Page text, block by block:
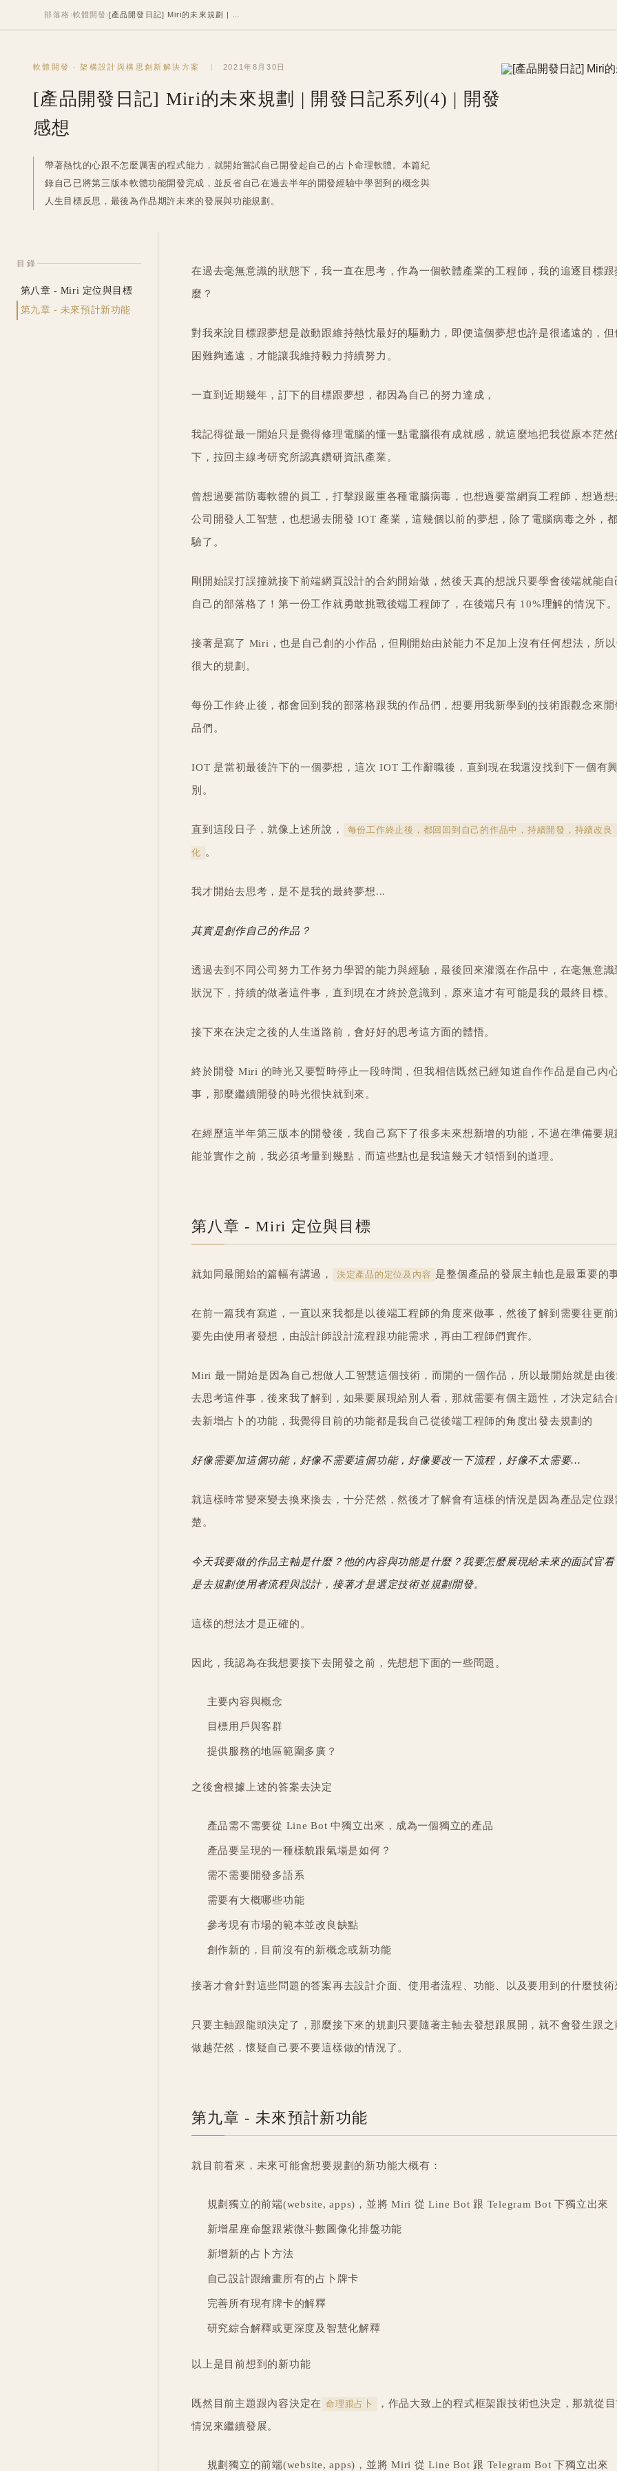
部落格 ›軟體開發 ›
軟體開發 · 架構設計與構思創新解決方案 2021年8月30日
[產品開發日記] Miri的未來規劃 | 開發日記系列(4) | 開發
感想
帶著熱忱的心跟不怎麼厲害的程式能力，就開始嘗試自己開發起自己的占卜命理軟體。本篇紀
錄自己已將第三版本軟體功能開發完成，並反省自己在過去半年的開發經驗中學習到的概念與
人生目標反思，最後為作品期許未來的發展與功能規劃。
目錄
第八章 - Miri 定位與目標
第九章 - 未來預計新功能
在過去毫無意識的狀態下，我一直在思考，作為一個軟體產業的工程師，我的追逐目標
麼？
對我來說目標跟夢想是啟動跟維持熱忱最好的驅動力，即便這個夢想也許是很遙遠的，
困難夠遙遠，才能讓我維持毅力持續努力。
一直到近期幾年，訂下的目標跟夢想，都因為自己的努力達成，
我記得從最一開始只是覺得修理電腦的懂一點電腦很有成就感，就這麼地把我從原本茫然
下，拉回主線考研究所認真鑽研資訊產業。
曾想過要當防毒軟體的員工，打擊跟嚴重各種電腦病毒，也想過要當網頁工程師，想過
公司開發人工智慧，也想過去開發 IOT 產業，這幾個以前的夢想，除了電腦病毒之外，
驗了。
剛開始誤打誤撞就接下前端網頁設計的合約開始做，然後天真的想說只要學會後端就能
自己的部落格了！第一份工作就勇敢挑戰後端工程師了，在後端只有 10%理解的情況下。
接著是寫了 Miri，也是自己創的小作品，但剛開始由於能力不足加上沒有任何想法，所
很大的規劃。
每份工作終止後，都會回到我的部落格跟我的作品們，想要用我新學到的技術跟觀念來
品們。
IOT 是當初最後許下的一個夢想，這次 IOT 工作辭職後，直到現在我還沒找到下一個有
別。
直到這段日子，就像上述所說， 每份工作終止後，都回回到自己的作品中，持續開發，持續改良
化 。
我才開始去思考，是不是我的最終夢想...
其實是創作自己的作品？
透過去到不同公司努力工作努力學習的能力與經驗，最後回來灌溉在作品中，在毫無意
狀況下，持續的做著這件事，直到現在才終於意識到，原來這才有可能是我的最終目標。
接下來在決定之後的人生道路前，會好好的思考這方面的體悟。
終於開發 Miri 的時光又要暫時停止一段時間，但我相信既然已經知道自作作品是自己內
事，那麼繼續開發的時光很快就到來。
在經歷這半年第三版本的開發後，我自己寫下了很多未來想新增的功能，不過在準備要
能並實作之前，我必須考量到幾點，而這些點也是我這幾天才領悟到的道理。
第八章 - Miri 定位與目標
就如同最開始的篇幅有講過， 決定產品的定位及內容 是整個產品的發展主軸也是最重要的
在前一篇我有寫道，一直以來我都是以後端工程師的角度來做事，然後了解到需要往更
要先由使用者發想，由設計師設計流程跟功能需求，再由工程師們實作。
Miri 最一開始是因為自己想做人工智慧這個技術，而開的一個作品，所以最開始就是由
去思考這件事，後來我了解到，如果要展現給別人看，那就需要有個主題性，才決定結
去新增占卜的功能，我覺得目前的功能都是我自己從後端工程師的角度出發去規劃的
好像需要加這個功能，好像不需要這個功能，好像要改一下流程，好像不太需要...
就這樣時常變來變去換來換去，十分茫然，然後才了解會有這樣的情況是因為產品定位
楚。
今天我要做的作品主軸是什麼？他的內容與功能是什麼？我要怎麼展現給未來的面試官
是去規劃使用者流程與設計，接著才是選定技術並規劃開發。
這樣的想法才是正確的。
因此，我認為在我想要接下去開發之前，先想想下面的一些問題。
主要內容與概念
目標用戶與客群
提供服務的地區範圍多廣？
之後會根據上述的答案去決定
產品需不需要從 Line Bot 中獨立出來，成為一個獨立的產品
產品要呈現的一種樣貌跟氣場是如何？
需不需要開發多語系
需要有大概哪些功能
參考現有市場的範本並改良缺點
創作新的，目前沒有的新概念或新功能
接著才會針對這些問題的答案再去設計介面、使用者流程、功能、以及要用到的什麼技術
只要主軸跟龍頭決定了，那麼接下來的規劃只要隨著主軸去發想跟展開，就不會發生跟
做越茫然，懷疑自己要不要這樣做的情況了。
第九章 - 未來預計新功能
就目前看來，未來可能會想要規劃的新功能大概有：
規劃獨立的前端(website, apps)，並將 Miri 從 Line Bot 跟 Telegram Bot 下獨立出來
新增星座命盤跟紫微斗數圖像化排盤功能
新增新的占卜方法
自己設計跟繪畫所有的占卜牌卡
完善所有現有牌卡的解釋
研究綜合解釋或更深度及智慧化解釋
以上是目前想到的新功能
既然目前主題跟內容決定在 命理跟占卜 ，作品大致上的程式框架跟技術也決定，那就從
情況來繼續發展。
規劃獨立的前端(website, apps)，並將 Miri 從 Line Bot 跟 Telegram Bot 下獨立出來